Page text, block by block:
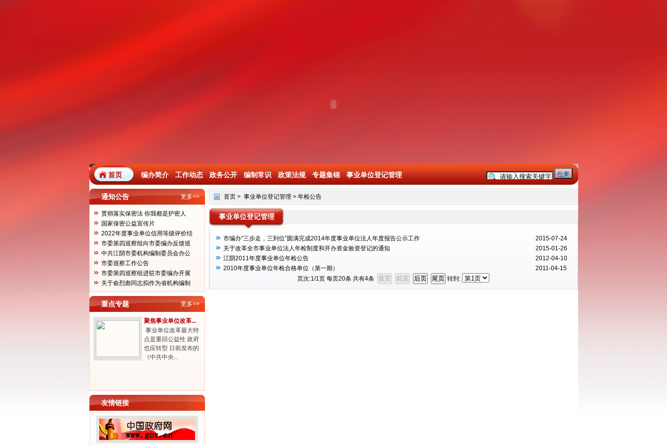
首页 编办简介 工作动态 政务公开 编制常识 政策法规 专题集锦 事业单位登记管理
通知公告 更多>>
贯彻落实保密法 你我都是护密人
国家保密公益宣传片
2022年度事业单位信用等级评价结
果...
市委第四巡察组向市委编办反馈巡
察...
中共江阴市委机构编制委员会办公
室...
市委巡察工作公告
市委第四巡察组进驻市委编办开展
巡...
关于俞烈彪同志拟作为省机构编制
工...
重点专题 更多>>
聚焦事业单位改革...
事业单位改革最大特
点是重回公益性 政府
也应转型 日前发布的
《中共中央...
友情链接
首页> 事业单位登记管理 > 年检公告
事业单位登记管理
市编办“三步走，三到位”圆满完成2014年度事业单位法人年度报告公示工作
2015-07-24
关于改革全市事业单位法人年检制度和开办资金验资登记的通知
2015-01-26
江阴2011年度事业单位年检公告
2012-04-10
2010年度事业单位年检合格单位（第一期）
2011-04-15
页次:1/1页 每页20条 共有4条 转到: